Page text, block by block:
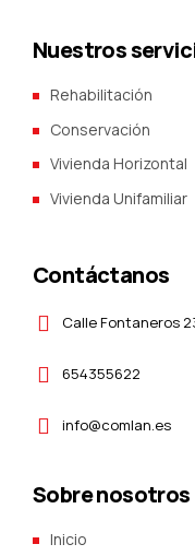
Nuestros
Rehabilitación
Conservación
Vivienda Horizontal
Vivienda Unifamiliar
Contáctanos
Calle Fontaneros
654355622
info@comlan.es
Sobre nosotros
Inicio